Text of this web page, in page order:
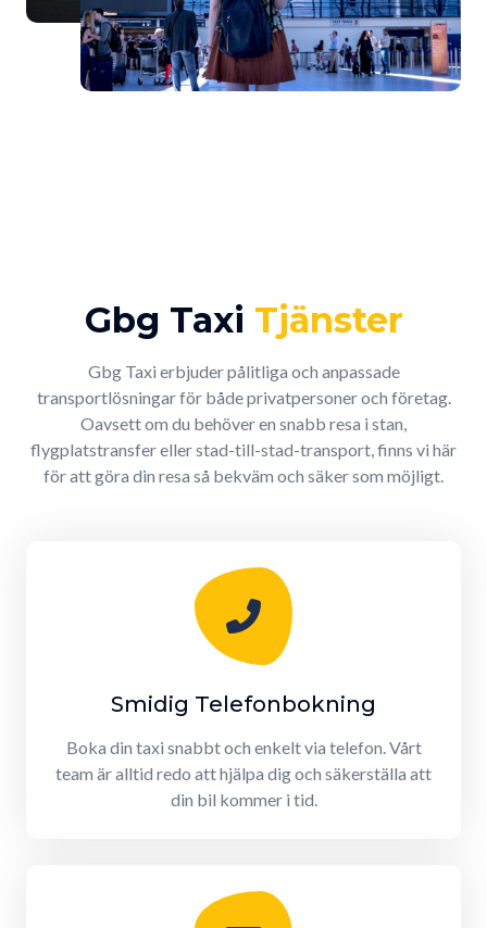
Gbg Taxi Tjänster
Gbg Taxi erbjuder pålitliga och anpassade
transportlösningar för både privatpersoner och företag.
Oavsett om du behöver en snabb resa i stan,
flygplatstransfer eller stad-till-stad-transport, finns vi här
för att göra din resa så bekväm och säker som möjligt.
Smidig Telefonbokning
Boka din taxi snabbt och enkelt via telefon. Vårt
team är alltid redo att hjälpa dig och säkerställa att
din bil kommer i tid.